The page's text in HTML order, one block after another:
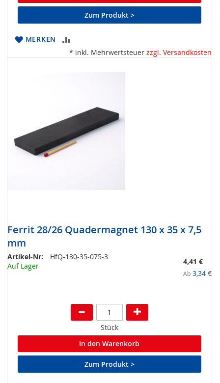
Zum Produkt >
MERKEN
VERGLEICHSLISTE
* inkl. Mehrwertsteuer zzgl. Versandkosten
Ferrit 28/26 Quadermagnet 130 x 35 x 7,5
mm
Artikel-Nr:
HfQ-130-35-075-3
Auf Lager
4,41 €
Ab 3,34 €
Stück
In den Warenkorb
Zum Produkt >